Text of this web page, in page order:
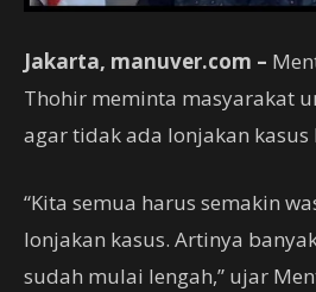
Jakarta, manuver.com –
Thohir meminta masyarakat
agar tidak ada lonjakan kasus
“Kita semua harus semakin
lonjakan kasus. Artinya
sudah mulai lengah,” ujar